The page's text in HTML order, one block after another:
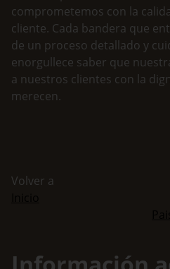
comprometemos con la
cliente. Cada bandera que
de un proceso detallado y
enorgullece saber que
a nuestros clientes con la
merecen.
Volver a